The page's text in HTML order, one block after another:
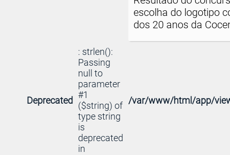
escolha do logotipo
dos 20 anos da
Deprecated
: strlen():
Passing
null to
parameter
#1
($string) of
type string
is
deprecated
in
/var/www/html/app/